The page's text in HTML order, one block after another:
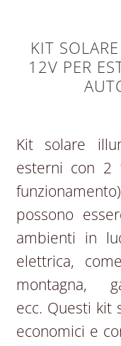
KIT
12V PER
Kit solare
esterni con
possono
ambienti in
elettrica,
montagna,
ecc. Questi kit
economici e